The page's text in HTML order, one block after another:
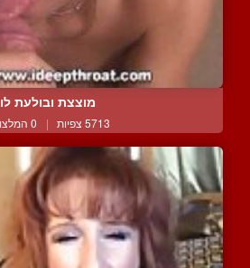
מוצצת ובולעת לו
5713 צפיות | 0 המלצות